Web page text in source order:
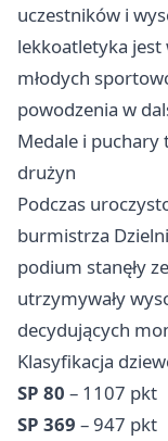
uczestników i
lekkoatletyka
młodych
powodzenia w
Medale i puchary
drużyn
Podczas
burmistrza
podium stanęły
utrzymywały
decydujących
Klasyfikacja
SP 80 – 1107 pkt
SP 369 – 947 pkt